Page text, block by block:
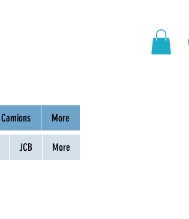
Camions More
JCB More